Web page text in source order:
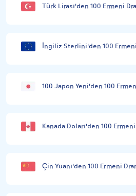
Türk Lirası'den 100 Ermeni
İngiliz Sterlini'den 100
100 Japon Yeni'den 100
Kanada Doları'den 100
Çin Yuanı'den 100 Ermeni